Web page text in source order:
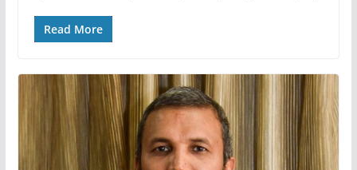
Read More